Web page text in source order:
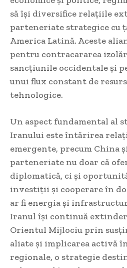
să își diversifice relațiile
parteneriate strategice cu
America Latină. Aceste
pentru contracararea
sancțiunile occidentale și
unui flux constant de
tehnologice.
Un aspect fundamental al
Iranului este întărirea
emergente, precum China
parteneriate nu doar că
diplomatică, ci și
investiții și cooperare în
ar fi energia și
Iranul își continuă
Orientul Mijlociu prin
aliate și implicarea activă
regionale, o strategie